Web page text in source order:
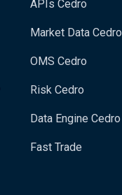
APIs Cedro
Market Data Cedro
OMS Cedro
Risk Cedro
Data Engine Cedro
Fast Trade